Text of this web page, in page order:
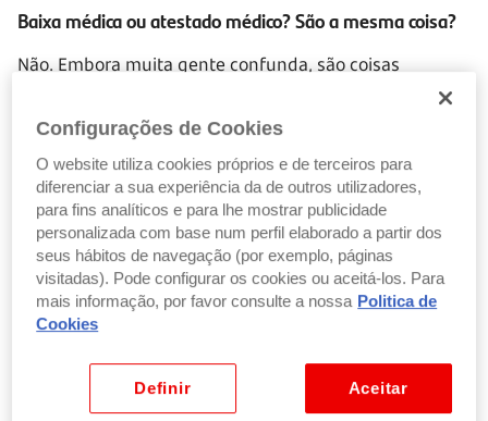
Baixa médica ou atestado médico? São a mesma coisa?
Não. Embora muita gente confunda, são coisas
justificar faltas até três dias e
qualquer subsídio. Já a baixa médica aplica-se quando
a ausência dura mais de três dias e, a partir do quarto
dia, dá acesso ao pagamento de parte do salário, desde
que seja entregue o CIT.
Quais as baixas pagas a 100%?
total do salário, mas existem exceções importantes.
Saber em que situações é possível receber 100% do
Configurações de Cookies
O website utiliza cookies próprios e de terceiros para
diferenciar a sua experiência da de outros utilizadores,
para fins analíticos e para lhe mostrar publicidade
personalizada com base num perfil elaborado a partir dos
seus hábitos de navegação (por exemplo, páginas
visitadas). Pode configurar os cookies ou aceitá-los. Para
mais informação, por favor consulte a nossa Politica de
Cookies
Aceitar
Definir